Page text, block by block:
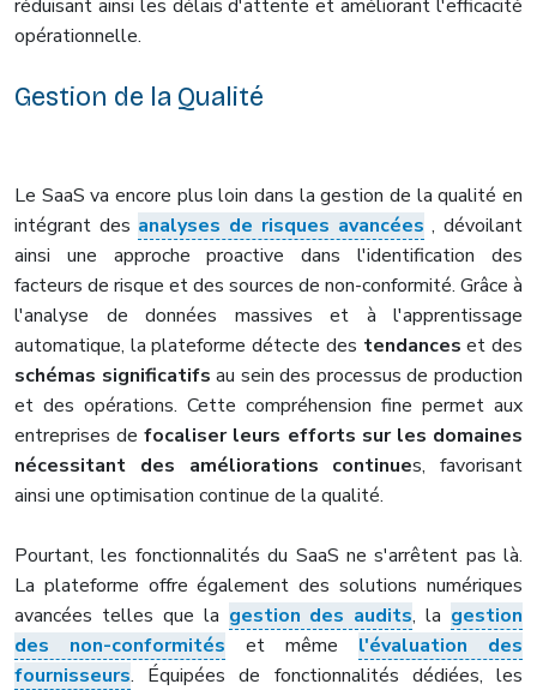
réduisant ainsi les délais d'attente et améliorant l'efficacité
opérationnelle.
Gestion de la Qualité
Le SaaS va encore plus loin dans la gestion de la qualité en
intégrant des analyses de risques avancées , dévoilant
ainsi une approche proactive dans l'identification des
facteurs de risque et des sources de non-conformité. Grâce à
l'analyse de données massives et à l'apprentissage
automatique, la plateforme détecte des tendances et des
schémas significatifs au sein des processus de production
et des opérations. Cette compréhension fine permet aux
entreprises defocaliser leurs efforts sur les domaines
nécessitant des améliorations continues, favorisant
ainsi une optimisation continue de la qualité.
Pourtant, les fonctionnalités du SaaS ne s'arrêtent pas là.
La plateforme offre également des solutions numériques
avancées telles que la gestion des audits, la gestion
des non-conformités et même l'évaluation des
fournisseurs. Équipées de fonctionnalités dédiées, les